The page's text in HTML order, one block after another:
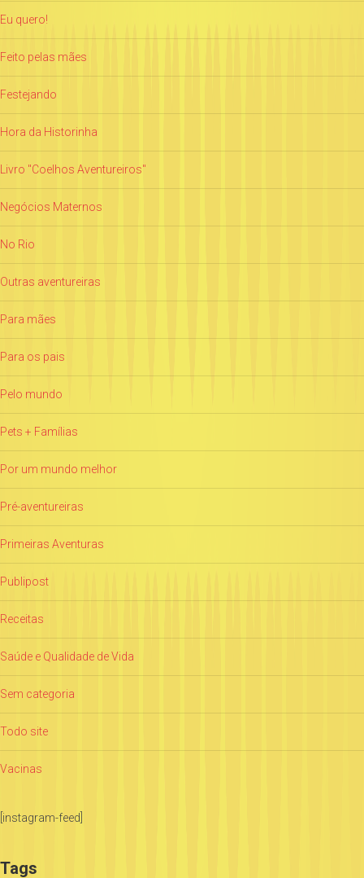
Eu quero!
Feito pelas mães
Festejando
Hora da Historinha
Livro "Coelhos Aventureiros"
Negócios Maternos
No Rio
Outras aventureiras
Para mães
Para os pais
Pelo mundo
Pets + Famílias
Por um mundo melhor
Pré-aventureiras
Primeiras Aventuras
Publipost
Receitas
Saúde e Qualidade de Vida
Sem categoria
Todo site
Vacinas
[instagram-feed]
Tags